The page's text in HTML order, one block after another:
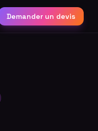
Demander un devis